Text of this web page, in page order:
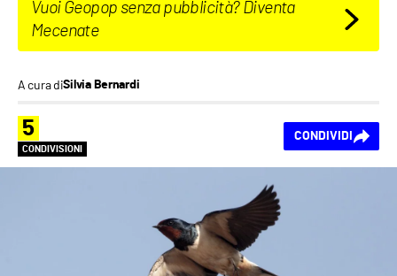
Vuoi Geopop senza pubblicità? Diventa
Mecenate
A cura diSilvia Bernardi
5
CONDIVISIONI
CONDIVIDI